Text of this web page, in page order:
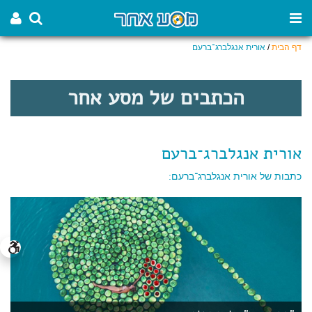
דף הבית/ אורית אנגלברג־ברעם
הכתבים של מסע אחר
אורית אנגלברג־ברעם
כתבות של אורית אנגלברג־ברעם: